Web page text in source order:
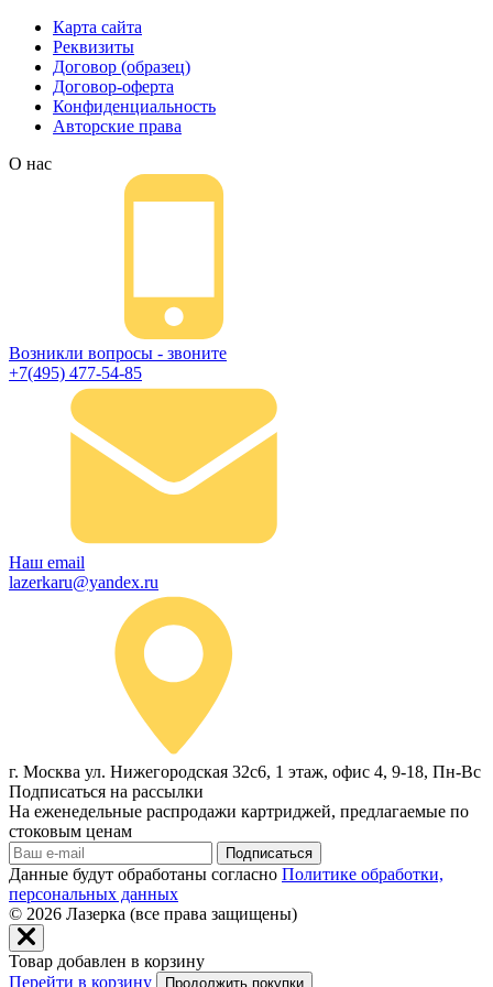
Карта сайта
Реквизиты
Договор (образец)
Договор-оферта
Конфиденциальность
Авторские права
О нас
Возникли вопросы - звоните
+7(495) 477-54-85
Наш email
lazerkaru@yandex.ru
г. Москва ул. Нижегородская 32с6, 1 этаж, офис 4, 9-18, Пн-Вс
Подписаться на рассылки
На еженедельные распродажи картриджей, предлагаемые по
стоковым ценам
Подписаться
Данные будут обработаны согласно Политике обработки,
персональных данных
© 2026 Лазерка (все права защищены)
Товар добавлен в корзину
Перейти в корзину
Продолжить покупки